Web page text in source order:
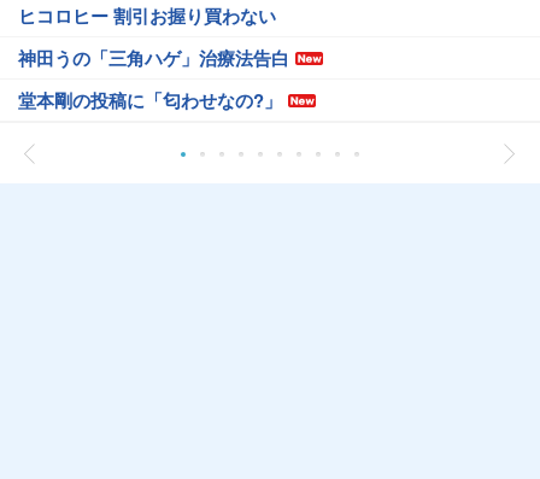
ヒコロヒー 割引お握り買わない
神田うの「三角ハゲ」治療法告白
堂本剛の投稿に「匂わせなの?」